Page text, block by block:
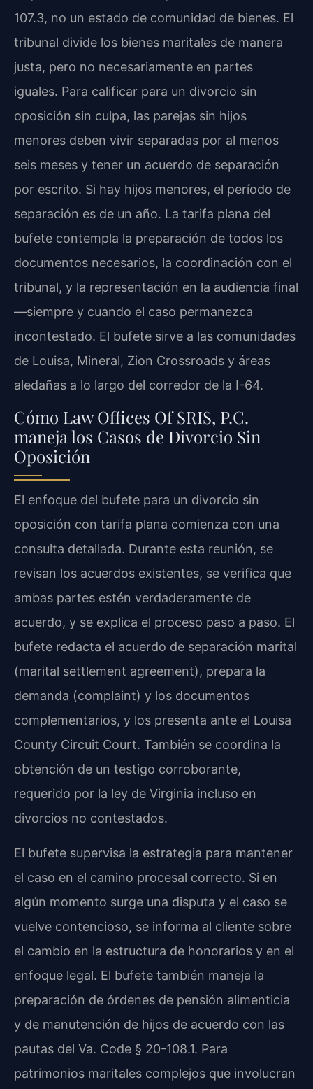
107.3, no un estado de comunidad de bienes. El
tribunal divide los bienes maritales de manera
justa, pero no necesariamente en partes
iguales. Para calificar para un divorcio sin
oposición sin culpa, las parejas sin hijos
menores deben vivir separadas por al menos
seis meses y tener un acuerdo de separación
por escrito. Si hay hijos menores, el período de
separación es de un año. La tarifa plana del
bufete contempla la preparación de todos los
documentos necesarios, la coordinación con el
tribunal, y la representación en la audiencia final
—siempre y cuando el caso permanezca
incontestado. El bufete sirve a las comunidades
de Louisa, Mineral, Zion Crossroads y áreas
aledañas a lo largo del corredor de la I-64.
Cómo Law Offices Of SRIS, P.C.
maneja los Casos de Divorcio Sin
Oposición
El enfoque del bufete para un divorcio sin
oposición con tarifa plana comienza con una
consulta detallada. Durante esta reunión, se
revisan los acuerdos existentes, se verifica que
ambas partes estén verdaderamente de
acuerdo, y se explica el proceso paso a paso. El
bufete redacta el acuerdo de separación marital
(marital settlement agreement), prepara la
demanda (complaint) y los documentos
complementarios, y los presenta ante el Louisa
County Circuit Court. También se coordina la
obtención de un testigo corroborante,
requerido por la ley de Virginia incluso en
divorcios no contestados.
El bufete supervisa la estrategia para mantener
el caso en el camino procesal correcto. Si en
algún momento surge una disputa y el caso se
vuelve contencioso, se informa al cliente sobre
el cambio en la estructura de honorarios y en el
enfoque legal. El bufete también maneja la
preparación de órdenes de pensión alimenticia
y de manutención de hijos de acuerdo con las
pautas del Va. Code § 20-108.1. Para
patrimonios maritales complejos que involucran